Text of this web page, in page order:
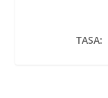
TASA: